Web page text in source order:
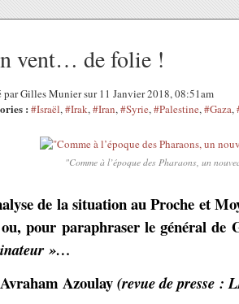
vent… de folie !
par Gilles Munier sur 11 Janvier 2018, 08:51am
: #Israël,#Irak,#Iran,#Syrie,#Palestine,#Gaza,
"Comme à l’époque des Pharaons, un
de la situation au Proche et
ou, pour paraphraser le général
»…
Azoulay(revue de presse :